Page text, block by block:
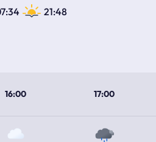
21:48
16:00 17:00